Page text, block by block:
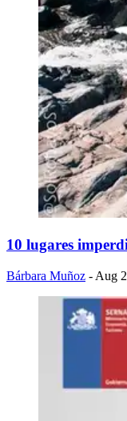
10 lugares
Bárbara Muñoz - Aug